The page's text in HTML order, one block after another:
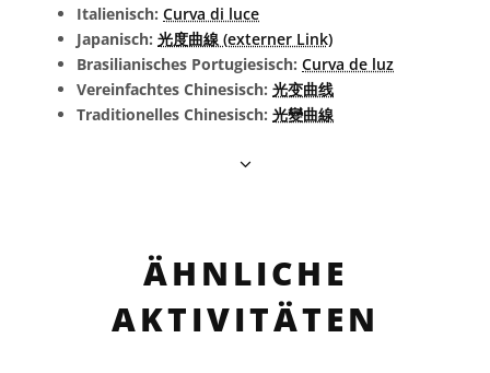
Italienisch: Curva di luce
Japanisch: 光度曲線 (externer Link)
Brasilianisches Portugiesisch: Curva de luz
Vereinfachtes Chinesisch: 光变曲线
Traditionelles Chinesisch: 光變曲線
ÄHNLICHE
AKTIVITÄTEN